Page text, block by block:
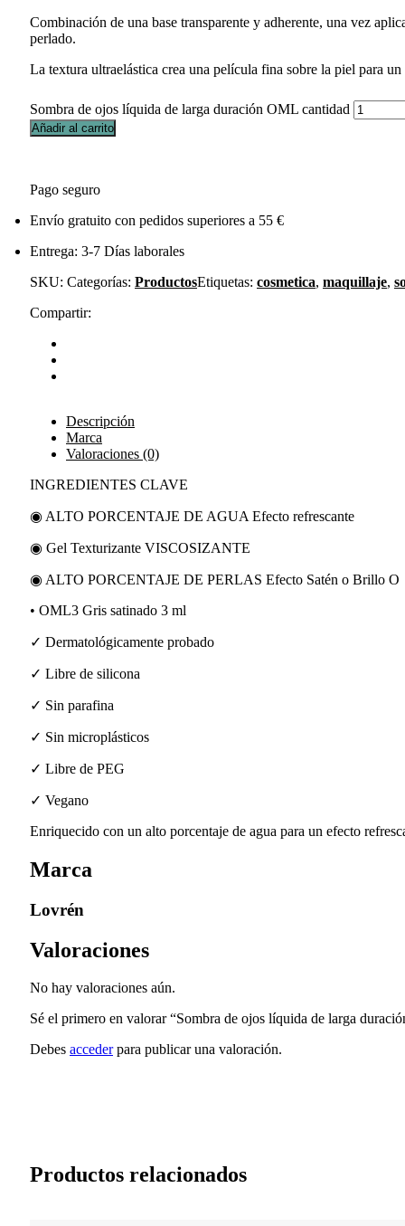
Combinación de una base transparente y adherente, una vez
perlado.
La textura ultraelástica crea una película fina sobre la piel para
Sombra de ojos líquida de larga duración OML cantidad
Añadir al carrito
Pago seguro
Envío gratuito con pedidos superiores a 55 €
Entrega: 3-7 Días laborales
SKU: Categorías: ProductosEtiquetas: cosmetica, maquillaje,
Compartir:
Descripción
Marca
Valoraciones (0)
INGREDIENTES CLAVE
◉ ALTO PORCENTAJE DE AGUA Efecto refrescante
◉ Gel Texturizante VISCOSIZANTE
◉ ALTO PORCENTAJE DE PERLAS Efecto Satén o Brillo O
• OML3 Gris satinado 3 ml
✓ Dermatológicamente probado
✓ Libre de silicona
✓ Sin parafina
✓ Sin microplásticos
✓ Libre de PEG
✓ Vegano
Enriquecido con un alto porcentaje de agua para un efecto
Marca
Lovrén
Valoraciones
No hay valoraciones aún.
Sé el primero en valorar “Sombra de ojos líquida de larga
Debes accederpara publicar una valoración.
Productos relacionados